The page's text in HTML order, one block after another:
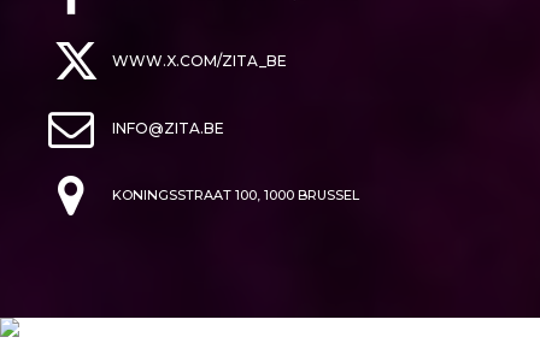
WWW.X.COM/ZITA_BE
INFO@ZITA.BE
KONINGSSTRAAT 100, 1000 BRUSSEL